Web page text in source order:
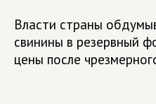
Власти страны
свинины в резервный
цены после